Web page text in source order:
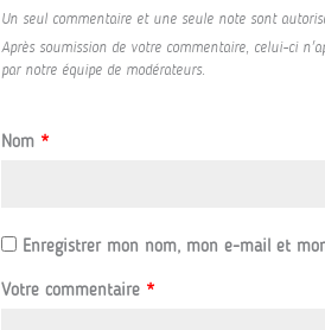
Un seul commentaire et une seule note sont
Après soumission de votre commentaire, celui-ci
par notre équipe de modérateurs.
Nom *
Enregistrer mon nom, mon e-mail et
Votre commentaire *